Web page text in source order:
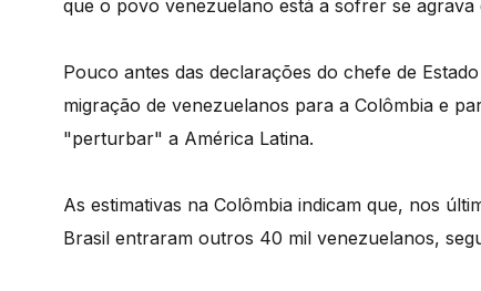
que o povo venezuelano está a sofrer se agrava
Pouco antes das declarações do chefe de
migração de venezuelanos para a Colômbia e
"perturbar" a América Latina.
As estimativas na Colômbia indicam que, nos
Brasil entraram outros 40 mil venezuelanos,